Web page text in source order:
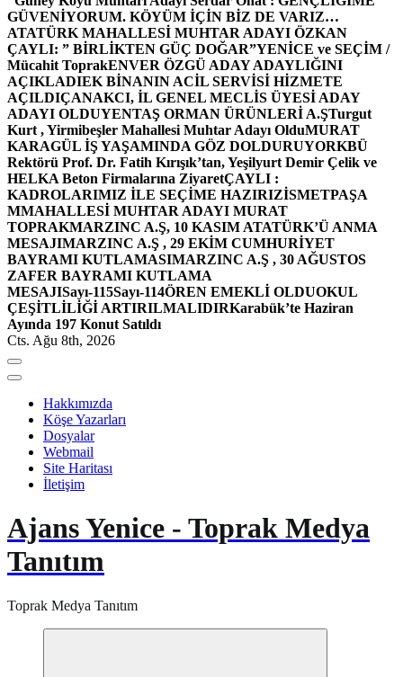
GÜVENİYORUM. KÖYÜM İÇİN BİZ DE VARIZ…
ATATÜRK MAHALLESİ MUHTAR ADAYI ÖZKAN
ÇAYLI: ” BİRLİKTEN GÜÇ DOĞAR”YENİCE ve SEÇİM /
Mücahit ToprakENVER ÖZGÜ ADAY ADAYLIĞINI
AÇIKLADIEK BİNANIN ACİL SERVİSİ HİZMETE
AÇILDIÇANAKCI, İL GENEL MECLİS ÜYESİ ADAY
ADAYI OLDUYENTAŞ ORMAN ÜRÜNLERİ A.ŞTurgut
Kurt , Yirmibeşler Mahallesi Muhtar Adayı OlduMURAT
KARAGÜL İŞ YAŞAMINDA GÖZ DOLDURUYORKBÜ
Rektörü Prof. Dr. Fatih Kırışık’tan, Yeşilyurt Demir Çelik ve
HELKA Beton Firmalarına ZiyaretÇAYLI :
KADROLARIMIZ İLE SEÇİME HAZIRIZİSMETPAŞA
MMAHALLESİ MUHTAR ADAYI MURAT
TOPRAKMARZINC A.Ş, 10 KASIM ATATÜRK’Ü ANMA
MESAJIMARZINC A.Ş , 29 EKİM CUMHURİYET
BAYRAMI KUTLAMASIMARZINC A.Ş , 30 AĞUSTOS
ZAFER BAYRAMI KUTLAMA
MESAJISayı-115Sayı-114ÖREN EMEKLİ OLDUOKUL
ÇEŞİTLİLİĞİ ARTIRILMALIDIRKarabük’te Haziran
Ayında 197 Konut Satıldı
Cts. Ağu 8th, 2026
Hakkımızda
Köşe Yazarları
Dosyalar
Webmail
Site Haritası
İletişim
Ajans Yenice - Toprak Medya
Tanıtım
Toprak Medya Tanıtım